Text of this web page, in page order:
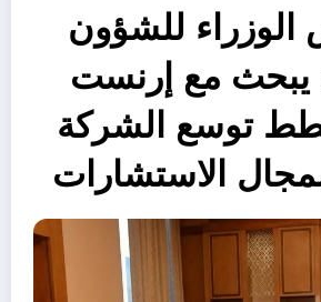
الوزراء للشؤون
يبحث مع إرنست
توسع الشركة
الاستشارات